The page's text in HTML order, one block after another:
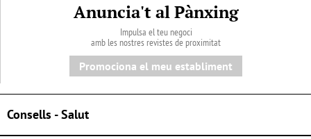
Anuncia't al Pànxing
Impulsa el teu negoci
amb les nostres revistes de proximitat
Promociona el meu establiment
Consells - Salut